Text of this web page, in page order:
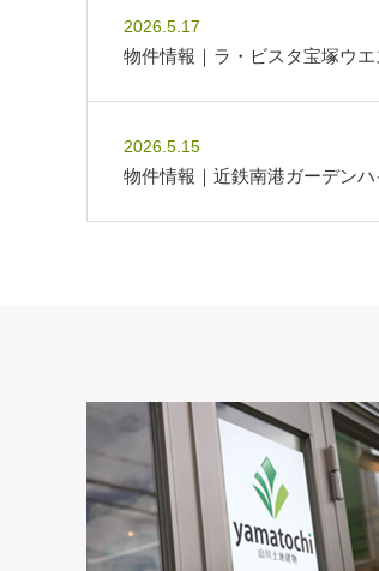
2026.5.17
物件情報｜ラ・ビスタ宝塚ウ
2026.5.15
物件情報｜近鉄南港ガーデン